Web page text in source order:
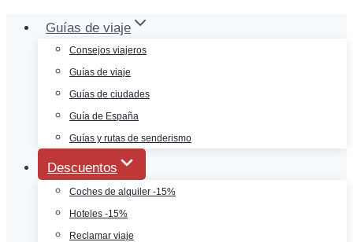
Saltar
contenido
Guías de viaje
Consejos viajeros
Guías de viaje
Guías de ciudades
Guía de España
Guías y rutas de senderismo
Descuentos
Coches de alquiler -15%
Hoteles -15%
Reclamar viaje